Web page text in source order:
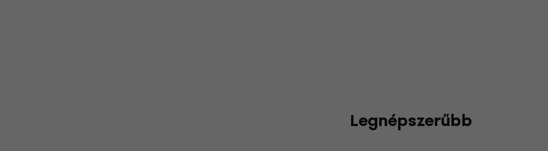
Legnépszerűbb